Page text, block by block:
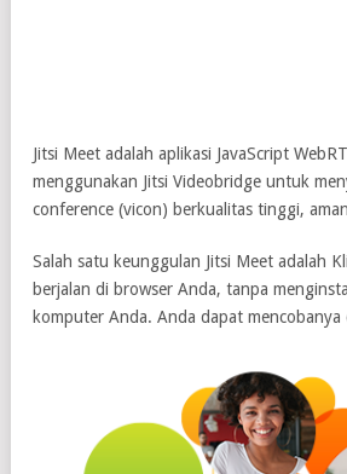
Jitsi Meet adalah aplikasi JavaScript
menggunakan Jitsi Videobridge untuk
conference (vicon) berkualitas tinggi,
Salah satu keunggulan Jitsi Meet adalah
berjalan di browser Anda, tanpa
komputer Anda. Anda dapat